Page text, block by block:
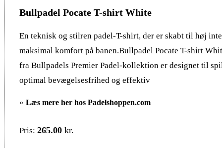
Bullpadel Pocate T-shirt White
En teknisk og stilren padel-T-shirt, der er skabt til høj
maksimal komfort på banen.Bullpadel Pocate T-shirt
fra Bullpadels Premier Padel-kollektion er designet til
optimal bevægelsesfrihed og effektiv
» Læs mere her hos Padelshoppen.com
Pris: 265.00 kr.